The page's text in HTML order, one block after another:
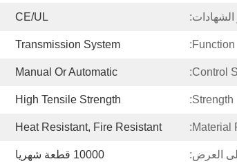
الشهادات: CE/UL
Function:
Transmission System
Control
Manual Or Automatic
Strength:
High Tensile Strength
Material
Heat Resistant, Fire Resistant
العرض: 10000 قطعة شهريا